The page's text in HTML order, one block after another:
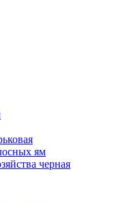
ям
черная